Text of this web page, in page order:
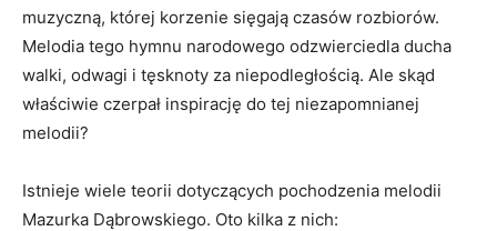
muzyczną, której korzenie sięgają czasów rozbiorów.⁢
Melodia tego⁤ hymnu narodowego odzwierciedla ducha
walki, odwagi i‌ tęsknoty za niepodległością. Ale skąd
właściwie czerpał inspirację do tej niezapomnianej
melodii?
Istnieje wiele teorii dotyczących pochodzenia⁣ melodii
Mazurka Dąbrowskiego. Oto kilka z nich: